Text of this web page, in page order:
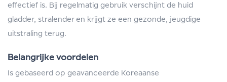
effectief is. Bij regelmatig gebruik verschijnt de huid
gladder, stralender en krijgt ze een gezonde, jeugdige
uitstraling terug.
Belangrijke voordelen
Is gebaseerd op geavanceerde Koreaanse